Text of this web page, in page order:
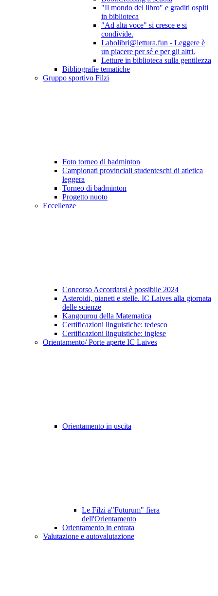
"Il mondo del libro" e graditi ospiti
in biblioteca
"Ad alta voce" si cresce e si
condivide.
Labolibri@lettura.fun - Leggere è
un piacere per sé e per gli altri.
Letture in biblioteca sulla gentilezza
Bibliografie tematiche
Gruppo sportivo Filzi
Foto torneo di badminton
Campionati provinciali studenteschi di atletica
leggera
Torneo di badminton
Progetto nuoto
Eccellenze
Concorso Accordarsi è possibile 2024
Asteroidi, pianeti e stelle. IC Laives alla giornata
delle scienze
Kangourou della Matematica
Certificazioni linguistiche: tedesco
Certificazioni linguistiche: inglese
Orientamento/ Porte aperte IC Laives
Orientamento in uscita
Le Filzi a"Futurum" fiera
dell'Orientamento
Orientamento in entrata
Valutazione e autovalutazione